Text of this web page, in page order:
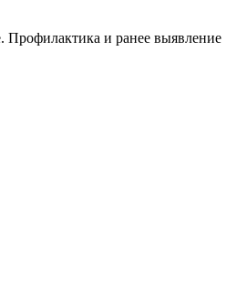
Профилактика и ранее выявление